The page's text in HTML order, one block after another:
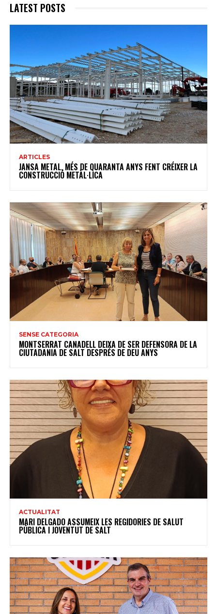
LATEST POSTS
ARTICLES
JANSA METAL, MÉS DE QUARANTA ANYS FENT CRÉIXER LA
CONSTRUCCIÓ METÀL·LICA
SENSE CATEGORIA
MONTSERRAT CANADELL DEIXA DE SER DEFENSORA DE LA
CIUTADANIA DE SALT DESPRÉS DE DEU ANYS
ACTUALITAT
MARI DELGADO ASSUMEIX LES REGIDORIES DE SALUT
PÚBLICA I JOVENTUT DE SALT